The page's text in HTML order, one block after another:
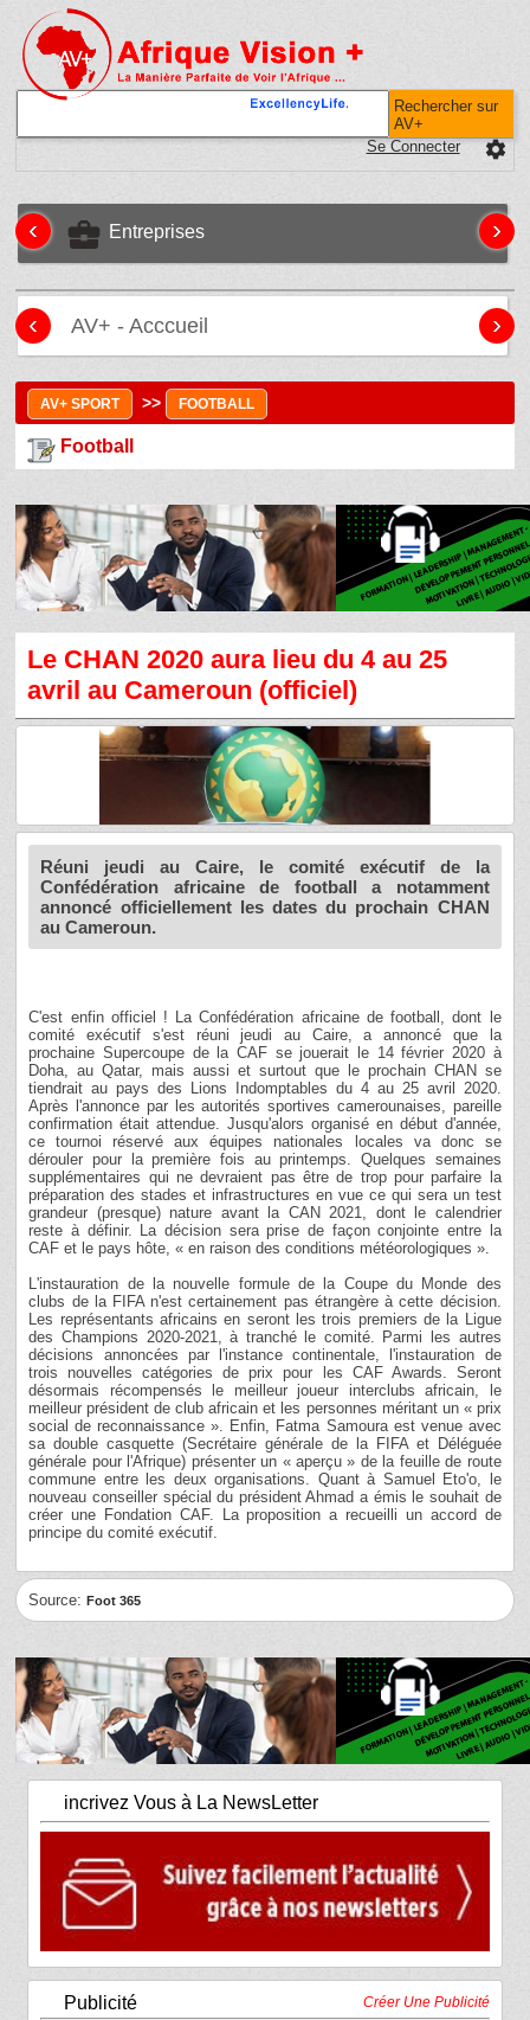
Rechercher sur
AV+
settings
Se Connecter
business_center Entreprises
‹ ›
AV+ - Acccueil
‹ ›
AV+ SPORT >> FOOTBALL
Football
Le CHAN 2020 aura lieu du 4 au 25
avril au Cameroun (officiel)
Réuni jeudi au Caire, le comité exécutif de la
Confédération africaine de football a notamment
annoncé officiellement les dates du prochain CHAN
au Cameroun.
C'est enfin officiel ! La Confédération africaine de football, dont le
comité exécutif s'est réuni jeudi au Caire, a annoncé que la
prochaine Supercoupe de la CAF se jouerait le 14 février 2020 à
Doha, au Qatar, mais aussi et surtout que le prochain CHAN se
tiendrait au pays des Lions Indomptables du 4 au 25 avril 2020.
Après l'annonce par les autorités sportives camerounaises, pareille
confirmation était attendue. Jusqu'alors organisé en début d'année,
ce tournoi réservé aux équipes nationales locales va donc se
dérouler pour la première fois au printemps. Quelques semaines
supplémentaires qui ne devraient pas être de trop pour parfaire la
préparation des stades et infrastructures en vue ce qui sera un test
grandeur (presque) nature avant la CAN 2021, dont le calendrier
reste à définir. La décision sera prise de façon conjointe entre la
CAF et le pays hôte, « en raison des conditions météorologiques ».
L'instauration de la nouvelle formule de la Coupe du Monde des
clubs de la FIFA n'est certainement pas étrangère à cette décision.
Les représentants africains en seront les trois premiers de la Ligue
des Champions 2020-2021, à tranché le comité. Parmi les autres
décisions annoncées par l'instance continentale, l'instauration de
trois nouvelles catégories de prix pour les CAF Awards. Seront
désormais récompensés le meilleur joueur interclubs africain, le
meilleur président de club africain et les personnes méritant un « prix
social de reconnaissance ». Enfin, Fatma Samoura est venue avec
sa double casquette (Secrétaire générale de la FIFA et Déléguée
générale pour l'Afrique) présenter un « aperçu » de la feuille de route
commune entre les deux organisations. Quant à Samuel Eto'o, le
nouveau conseiller spécial du président Ahmad a émis le souhait de
créer une Fondation CAF. La proposition a recueilli un accord de
principe du comité exécutif.
Source:Foot 365
incrivez Vous à La NewsLetter
Publicité Créer Une Publicité